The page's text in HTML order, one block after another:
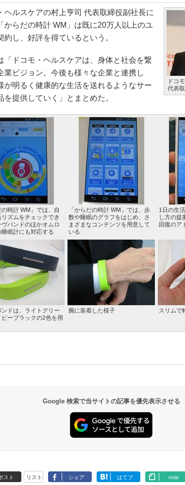
ドコ
代表
ルスケアの村上亨司 代表取締役副社長に
からだの時計 WM」は既に20万人以上のユ
約し、好評を得ているという。
ドコモ・ヘルスケアは、身体と社会を繋
業ビジョン。今後も様々な企業と連携し
が明るく健康的な生活を送れるようなサー
を提供していく」とまとめた。
の時計 WM」では、自
ズムをチェックでき
ヴバンドのほかオムロ
睡眠計にも対応する
「からだの時計 WM」では、歩
数や睡眠のグラフをはじめ、さ
まざまなコンテンツを用意して
いる
1日の生
し方の提
回復のア
ドは、ライトグリー
ビーブラックの2色を用
腕に装着した様子 スリムで
Google 検索で当サイトの記事を優先表示させる
スト リスト シェア はてブ note